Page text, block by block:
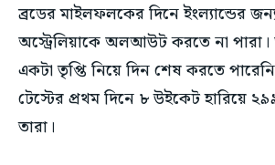
ব্রডের মাইলফলকের দিনে ইংল্যান্ডের
অস্ট্রেলিয়াকে অলআউট করতে না
একটা তৃপ্তি নিয়ে দিন শেষ করতে
টেস্টের প্রথম দিনে ৮ উইকেট হারিয়ে
তারা।